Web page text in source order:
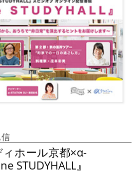
信
ホール京都×α-
STUDYHALL』